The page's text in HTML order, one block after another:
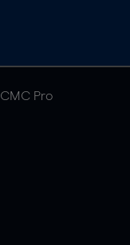
CMC Pro